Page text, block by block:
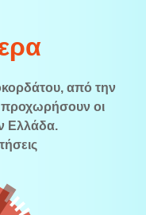
από την
οι
Ελλάδα.